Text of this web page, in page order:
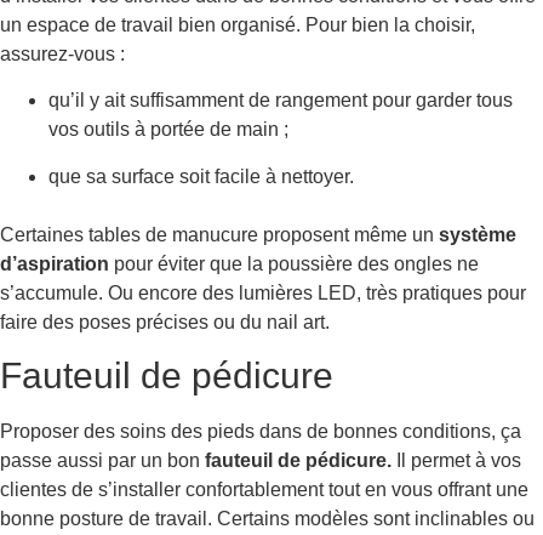
un espace de travail bien organisé. Pour bien la choisir,
assurez-vous :
qu’il y ait suffisamment de rangement pour garder tous
vos outils à portée de main ;
que sa surface soit facile à nettoyer.
Certaines tables de manucure proposent même un système
d’aspiration pour éviter que la poussière des ongles ne
s’accumule. Ou encore des lumières LED, très pratiques pour
faire des poses précises ou du nail art.
Fauteuil de pédicure
Proposer des soins des pieds dans de bonnes conditions, ça
passe aussi par un bon fauteuil de pédicure. Il permet à vos
clientes de s’installer confortablement tout en vous offrant une
bonne posture de travail. Certains modèles sont inclinables ou